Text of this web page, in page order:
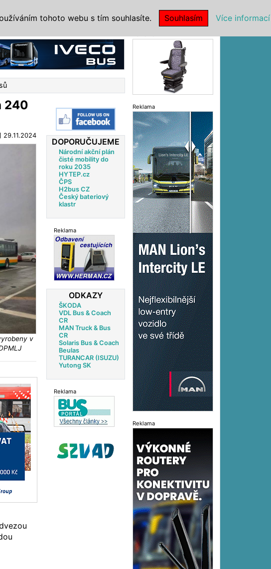
240
29.11.2024
v
DOPORUČUJEME
Národní akční plán
čisté mobility do
roku 2035
HYTEP.cz
ČPS
H2bus CZ
Český bateriový
klastr
Reklama
ODKAZY
ŠKODA
VDL Bus & Coach
CR
MAN Truck & Bus
CR
Solaris Bus & Coach
Beulas
TURANCAR (ISUZU)
Yutong SK
Reklama
Reklama
Reklama
tohoto webu s tím souhlasíte. Souhlasím Více informací